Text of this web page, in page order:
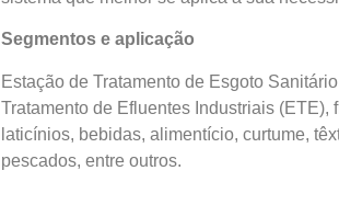
Segmentos e aplicação
Estação de Tratamento de Esgoto
Tratamento de Efluentes Industriais (ETE),
laticínios, bebidas, alimentício, curtume,
pescados, entre outros.